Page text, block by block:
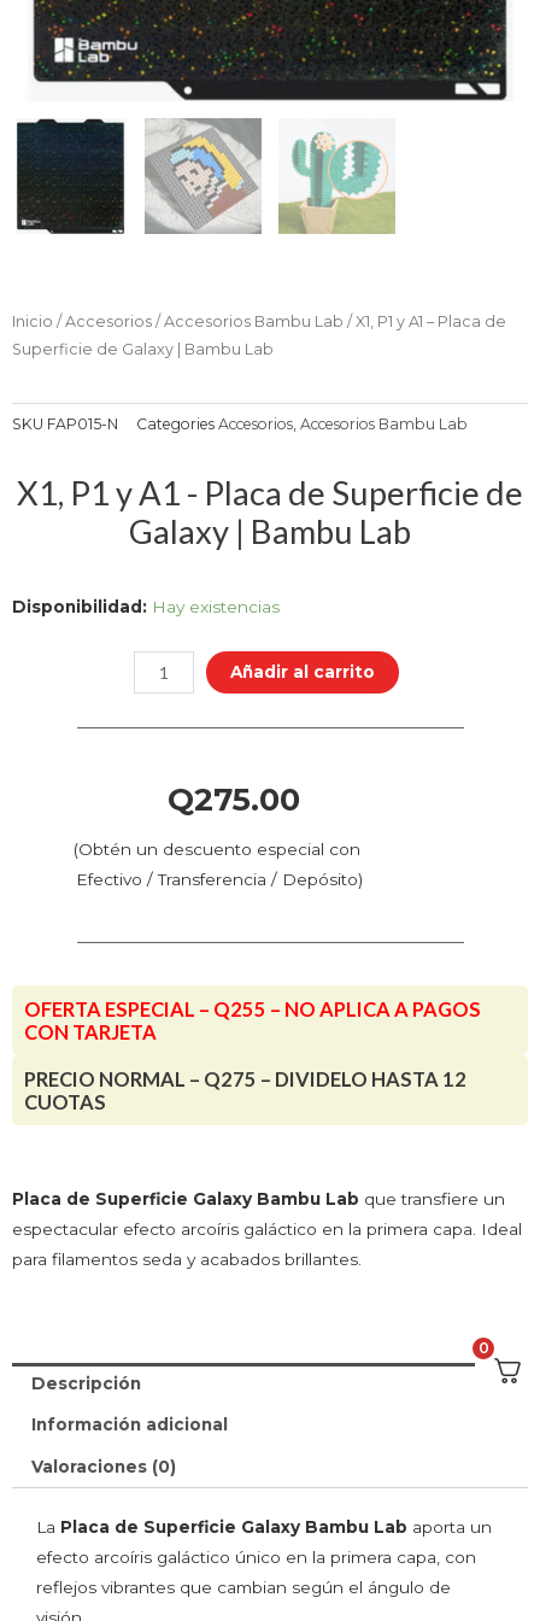
Inicio / Accesorios / Accesorios Bambu Lab / X1, P1 y A1 – Placa de
Superficie de Galaxy | Bambu Lab
SKU FAP015-N Categories Accesorios, Accesorios Bambu Lab
X1, P1 y A1 - Placa de Superficie de
Galaxy | Bambu Lab
Disponibilidad: Hay existencias
X1,
A1
-
Superficie
de
Galaxy
Añadir al carrito
Q275.00
(Obtén un descuento especial con
Efectivo / Transferencia / Depósito)
OFERTA ESPECIAL – Q255 – NO APLICA A PAGOS
CON TARJETA
PRECIO NORMAL – Q275 – DIVIDELO HASTA 12
CUOTAS
Placa de Superficie Galaxy Bambu Lab que transfiere un
espectacular efecto arcoíris galáctico en la primera capa. Ideal
para filamentos seda y acabados brillantes.
Descripción
Información adicional
Valoraciones (0)
La Placa de Superficie Galaxy Bambu Lab aporta un
efecto arcoíris galáctico único en la primera capa, con
reflejos vibrantes que cambian según el ángulo de
0